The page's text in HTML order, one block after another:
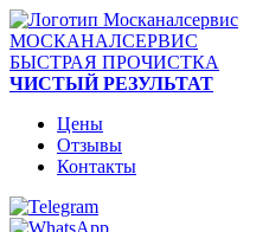
МОСКАНАЛСЕРВИС
БЫСТРАЯ ПРОЧИСТКА
ЧИСТЫЙ РЕЗУЛЬТАТ
Цены
Отзывы
Контакты